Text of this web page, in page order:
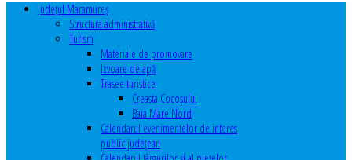
Judeţul Maramureş
Structura administrativă
Turism
Materiale de promovare
Izvoare de apă
Trasee turistice
Creasta Cocoșului
Baia Mare Nord
Calendarul evenimentelor de interes
public judeţean